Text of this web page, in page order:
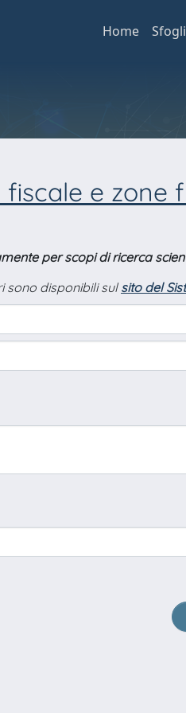
Home
fiscale e zone
per scopi di ricerca
sono disponibili sul sito del